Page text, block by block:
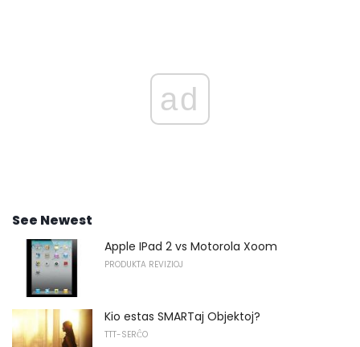
ad
See Newest
Apple IPad 2 vs Motorola Xoom
PRODUKTA REVIZIOJ
Kio estas SMARTaj Objektoj?
TTT-SERĈO